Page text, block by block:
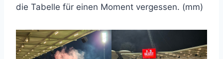
die Tabelle für einen Moment vergessen. (mm)